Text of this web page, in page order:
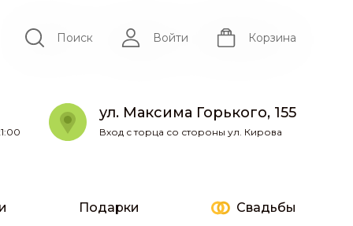
Поиск Войти Корзина
ул. Максима Горького, 155
Вход с торца со стороны ул. Кирова
Подарки Свадьбы